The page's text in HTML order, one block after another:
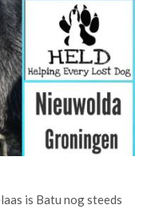
is Batu nog steeds